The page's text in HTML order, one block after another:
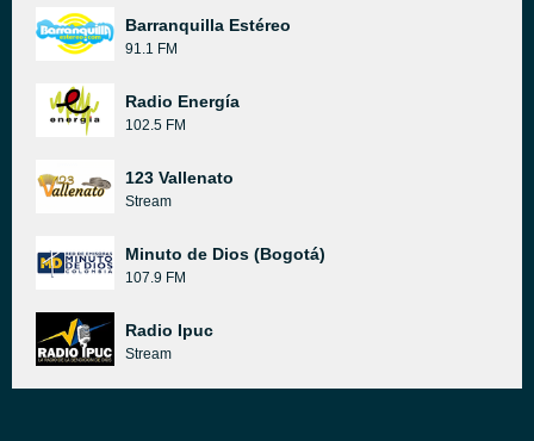
Barranquilla Estéreo
91.1 FM
Radio Energía
102.5 FM
123 Vallenato
Stream
Minuto de Dios (Bogotá)
107.9 FM
Radio Ipuc
Stream